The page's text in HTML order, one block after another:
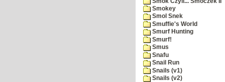
Smokey
Smol Snek
Smuffie's World
Smurf Hunting
Smurf!
Smus
Snafu
Snail Run
Snails (v1)
Snails (v2)